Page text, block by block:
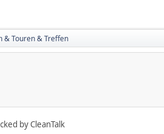
& Touren & Treffen
by CleanTalk